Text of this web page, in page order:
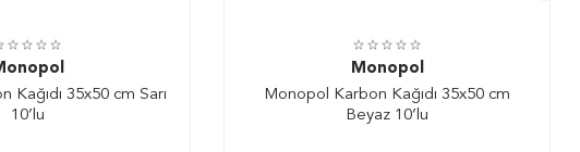
Kağıdı 35x50 cm Sarı
10’lu
Monopol
Monopol Karbon Kağıdı 35x50 cm
Beyaz 10’lu